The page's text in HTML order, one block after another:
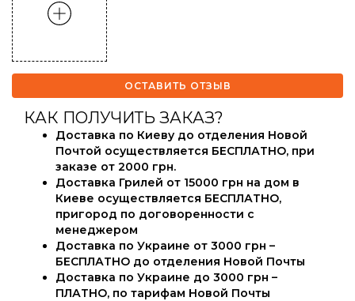
ОСТАВИТЬ ОТЗЫВ
КАК ПОЛУЧИТЬ ЗАКАЗ?
Доставка по Киеву до отделения Новой
Почтой осуществляется БЕСПЛАТНО, при
заказе от 2000 грн.
Доставка Грилей от 15000 грн на дом в
Киеве осуществляется БЕСПЛАТНО,
пригород по договоренности с
менеджером
Доставка по Украине от 3000 грн –
БЕСПЛАТНО до отделения Новой Почты
Доставка по Украине до 3000 грн –
ПЛАТНО, по тарифам Новой Почты